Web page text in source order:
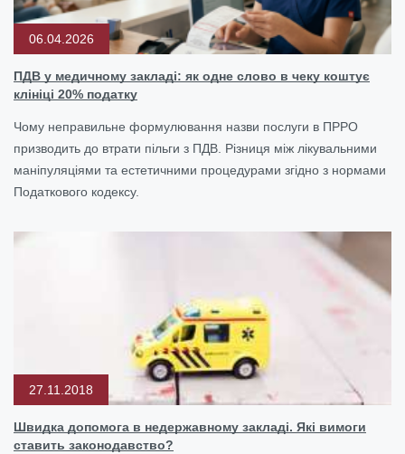
06.04.2026
ПДВ у медичному закладі: як одне слово в чеку коштує
клініці 20% податку
Чому неправильне формулювання назви послуги в ПРРО
призводить до втрати пільги з ПДВ. Різниця між лікувальними
маніпуляціями та естетичними процедурами згідно з нормами
Податкового кодексу.
27.11.2018
Швидка допомога в недержавному закладі. Які вимоги
ставить законодавство?